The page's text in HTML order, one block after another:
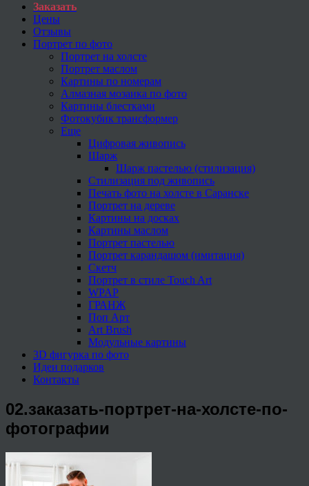
Заказать
Цены
Отзывы
Портрет по фото
Портрет на холсте
Портрет маслом
Картины по номерам
Алмазная мозаика по фото
Картины блестками
Фотокубик трансформер
Еще
Цифровая живопись
Шарж
Шарж пастелью (стилизация)
Стилизация под живопись
Печать фото на холсте в Саранске
Портрет на дереве
Картины на досках
Картины маслом
Портрет пастелью
Портрет карандашом (имитация)
Скетч
Портрет в стиле Touch Art
WPAP
ГРАНЖ
Поп Арт
Art Brush
Модульные картины
3D фигурка по фото
Идеи подарков
Контакты
02.заказать-портрет-на-холсте-по-
фотографии